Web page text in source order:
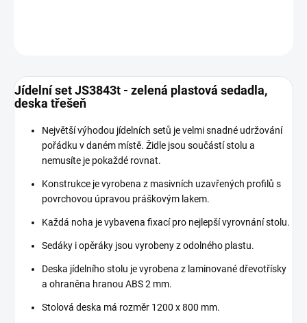
Jídelní set JS3843t - zelená plastová sedadla,
deska třešeň
Největší výhodou jídelních setů je velmi snadné udržování
pořádku v daném místě. Židle jsou součástí stolu a
nemusíte je pokaždé rovnat.
Konstrukce je vyrobena z masivních uzavřených profilů s
povrchovou úpravou práškovým lakem.
Každá noha je vybavena fixací pro nejlepší vyrovnání stolu.
Sedáky i opěráky jsou vyrobeny z odolného plastu.
Deska jídelního stolu je vyrobena z laminované dřevotřísky
a ohraněna hranou ABS 2 mm.
Stolová deska má rozměr 1200 x 800 mm.